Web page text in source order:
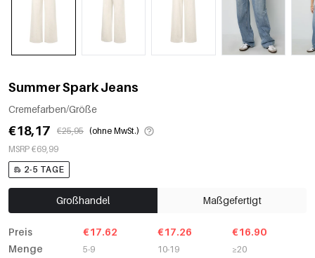
Summer Spark Jeans
Cremefarben/Größe
€18,17 €25,95 (ohne MwSt.)
MSRP €69,99
2-5 TAGE
Großhandel Maßgefertigt
Preis
Menge
€17.62
5-9
€17.26
10-19
€16.90
≥20